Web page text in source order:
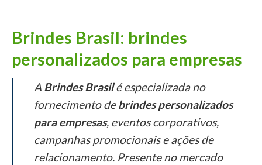
Brindes Brasil: brindes
personalizados para empresas
A Brindes Brasilé especializada no
fornecimento debrindes personalizados
para empresas, eventos corporativos,
campanhas promocionais e ações de
relacionamento. Presente no mercado